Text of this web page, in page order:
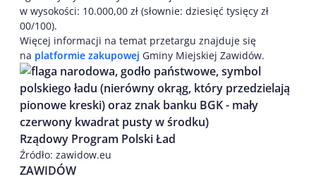
w wysokości: 10.000,00 zł (słownie: dziesięć tysięcy zł
00/100).
Więcej informacji na temat przetargu znajduje się
na platformie zakupowej Gminy Miejskiej Zawidów.
Rządowy Program Polski Ład
Źródło: zawidow.eu
ZAWIDÓW